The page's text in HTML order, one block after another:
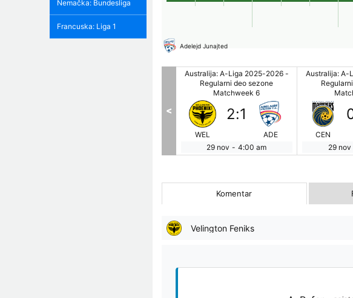
Adelejd Junajted
Australija: A-Liga 2025-2026 -
Regularni deo sezone
Matchweek 6
WEL
2:1
ADE
29 nov - 4:00 am
Australija: A-
CEN
29 nov
<
Komentar
Velington Feniks
Nemačka: Bundesliga
Francuska: Liga 1